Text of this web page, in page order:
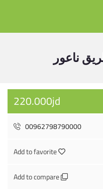
ناعور
220.000jd
00962798790000
Add to favorite
Add to compare